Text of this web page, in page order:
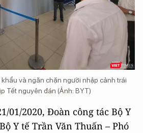
và ngăn chặn người nhập cảnh trái
Tết nguyên đán (Ảnh: BYT)
01/2020, Đoàn công tác Bộ Y
Y tế Trần Văn Thuấn – Phó